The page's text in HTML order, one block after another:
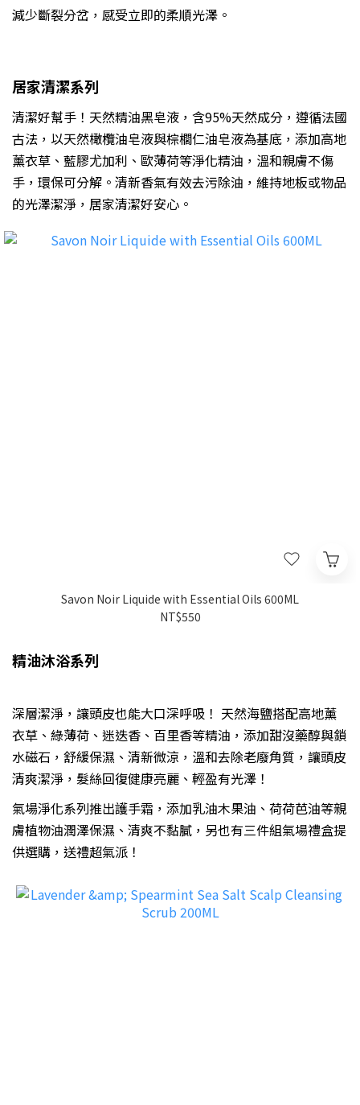
減少斷裂分岔，感受立即的柔順光澤。
居家清潔系列
清潔好幫手！天然精油黑皂液，含95%天然成分，遵循法國
古法，以天然橄欖油皂液與棕櫚仁油皂液為基底，添加高地
薰衣草、藍膠尤加利、歐薄荷等淨化精油，溫和親膚不傷
手，環保可分解。清新香氣有效去污除油，維持地板或物品
的光澤潔淨，居家清潔好安心。
Savon Noir Liquide with Essential Oils 600ML
NT$550
精油沐浴系列
深層潔淨，讓頭皮也能大口深呼吸！ 天然海鹽搭配高地薰
衣草、綠薄荷、迷迭香、百里香等精油，添加甜沒藥醇與鎖
水磁石，舒緩保濕、清新微涼，溫和去除老廢角質，讓頭皮
清爽潔淨，髮絲回復健康亮麗、輕盈有光澤！
氣場淨化系列推出護手霜，添加乳油木果油、荷荷芭油等親
膚植物油潤澤保濕、清爽不黏膩，另也有三件組氣場禮盒提
供選購，送禮超氣派！